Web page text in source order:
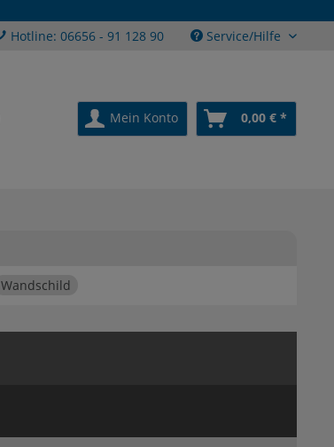
Hotline: 06656 - 91 128 90 Service/Hilfe
Mein Konto 0,00 € *
Wandschild